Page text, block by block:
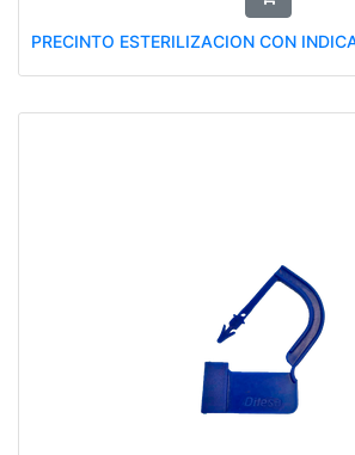
PRECINTO ESTERILIZACION CON